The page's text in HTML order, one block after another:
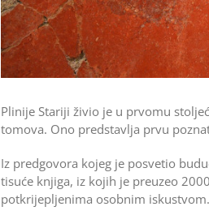
Plinije Stariji živio je u prvomu
tomova. Ono predstavlja prvu
Iz predgovora kojeg je posvetio
tisuće knjiga, iz kojih je preuzeo
potkrijepljenima osobnim iskustvom.